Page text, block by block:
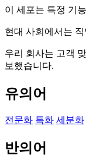
이 세포는 특정 기
현대 사회에서는
우리 회사는 고객
보했습니다.
유의어
전문화 특화 세분화
반의어